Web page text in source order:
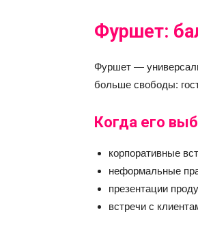
Фуршет:
Фуршет —
больше свободы:
Когда его
корпоративные
неформальные
презентации
встречи с